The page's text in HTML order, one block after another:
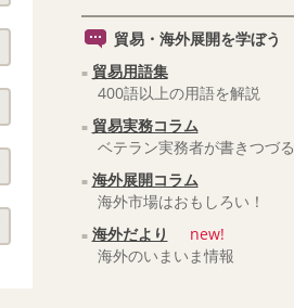
貿易・海外展開を学ぼう
貿易用語集
400語以上の用語を解説
貿易実務コラム
ベテラン実務者が書きつづる
海外展開コラム
海外市場はおもしろい！
海外だより
new!
海外のいまいま情報